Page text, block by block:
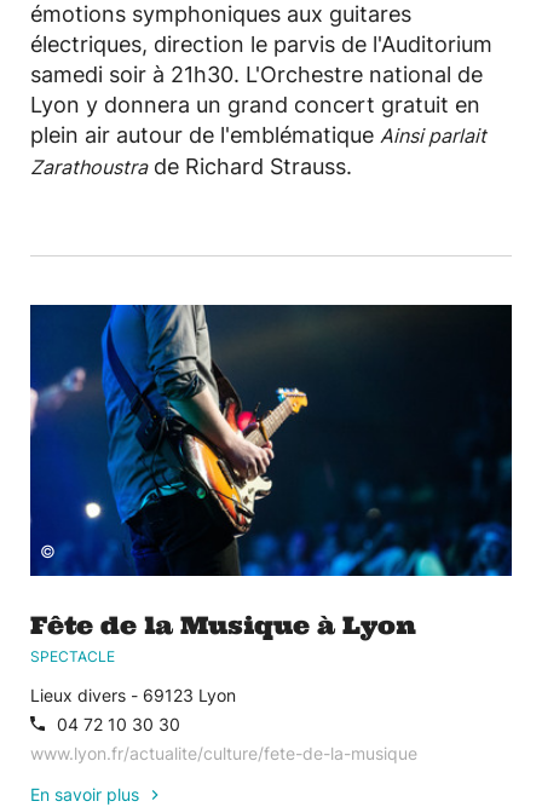
émotions symphoniques aux guitares
électriques, direction le parvis de l'Auditorium
samedi soir à 21h30. L'Orchestre national de
Lyon y donnera un grand concert gratuit en
plein air autour de l'emblématique Ainsi parlait
Zarathoustrade Richard Strauss.
©
Fête de la Musique à Lyon
SPECTACLE
Lieux divers - 69123 Lyon
04 72 10 30 30
www.lyon.fr/actualite/culture/fete-de-la-musique
En savoir plus